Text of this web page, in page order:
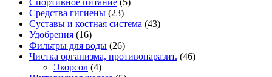
Спортивное питание (5)
Средства гигиены (23)
Суставы и костная система (43)
Удобрения (16)
Фильтры для воды (26)
Чистка организма, противопаразит. (46)
Экорсол (4)